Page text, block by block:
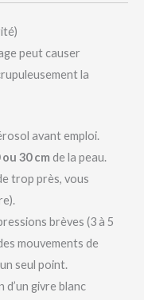
peut causer
la
avant emploi.
ou 30 cm de la peau.
trop près, vous
brèves (3 à 5
mouvements de
seul point.
givre blanc